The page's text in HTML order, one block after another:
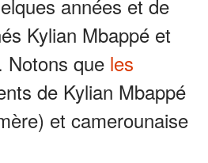
années et de
Kylian Mbappé et
Notons que les
de Kylian Mbappé
et camerounaise